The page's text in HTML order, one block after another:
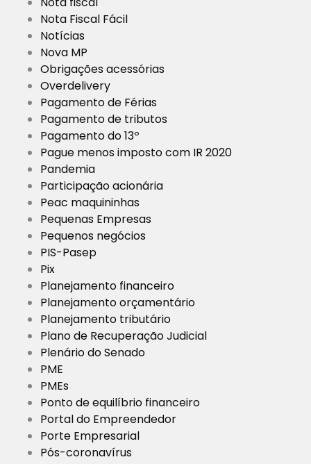
Nota Fiscal Fácil
Notícias
Nova MP
Obrigações acessórias
Overdelivery
Pagamento de Férias
Pagamento de tributos
Pagamento do 13º
Pague menos imposto com IR 2020
Pandemia
Participação acionária
Peac maquininhas
Pequenas Empresas
Pequenos negócios
PIS-Pasep
Pix
Planejamento financeiro
Planejamento orçamentário
Planejamento tributário
Plano de Recuperação Judicial
Plenário do Senado
PME
PMEs
Ponto de equilíbrio financeiro
Portal do Empreendedor
Porte Empresarial
Pós-coronavírus